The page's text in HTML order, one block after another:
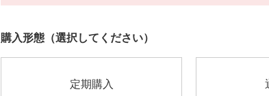
https://h-
jp.fujifilm.com/products/astaliftmen/monom/101403000000.html
商
品
VARIATIONS
購入形態（選択してください）
定期購入